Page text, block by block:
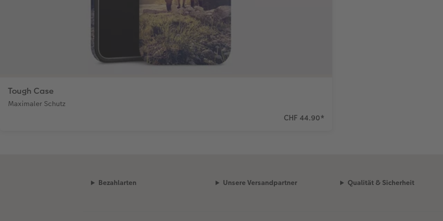
Tough Case
Maximaler Schutz
CHF 44.90*
Bezahlarten Unsere Versandpartner Qualität & Sicherheit